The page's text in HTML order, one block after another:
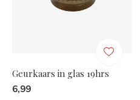
Geurkaars in glas 19hrs
6,99